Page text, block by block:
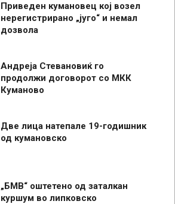
Приведен кумановец кој возел
нерегистрирано „југо“ и немал
дозвола
Андреја Стевановиќ го
продолжи договорот со МКК
Куманово
Две лица натепале 19-годишник
од кумановско
„БМВ“ оштетено од заталкан
куршум во липковско